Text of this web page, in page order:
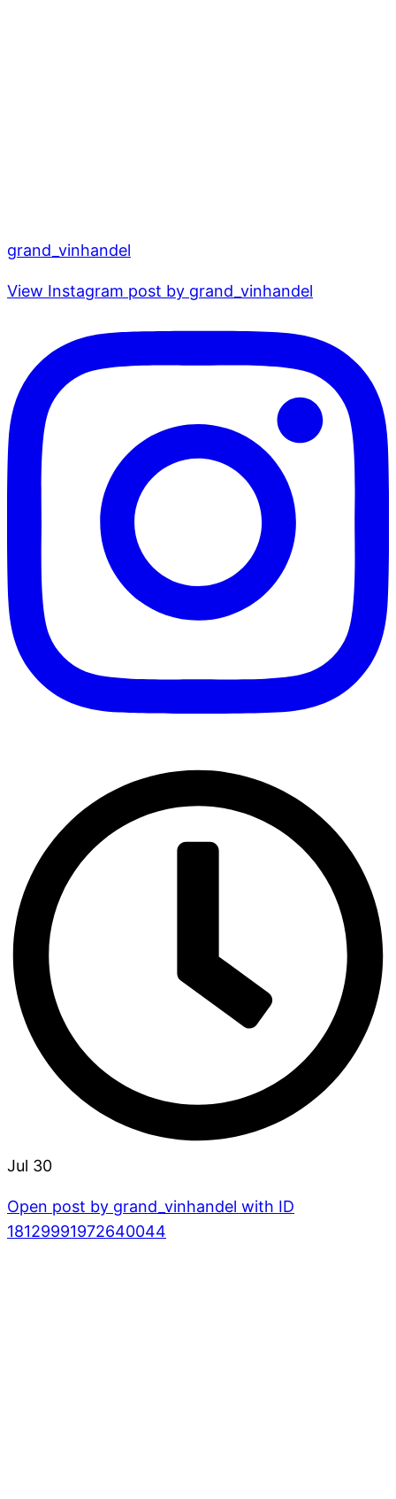
grand_vinhandel
View Instagram post by grand_vinhandel
Jul 30
Open post by grand_vinhandel with ID
18129991972640044